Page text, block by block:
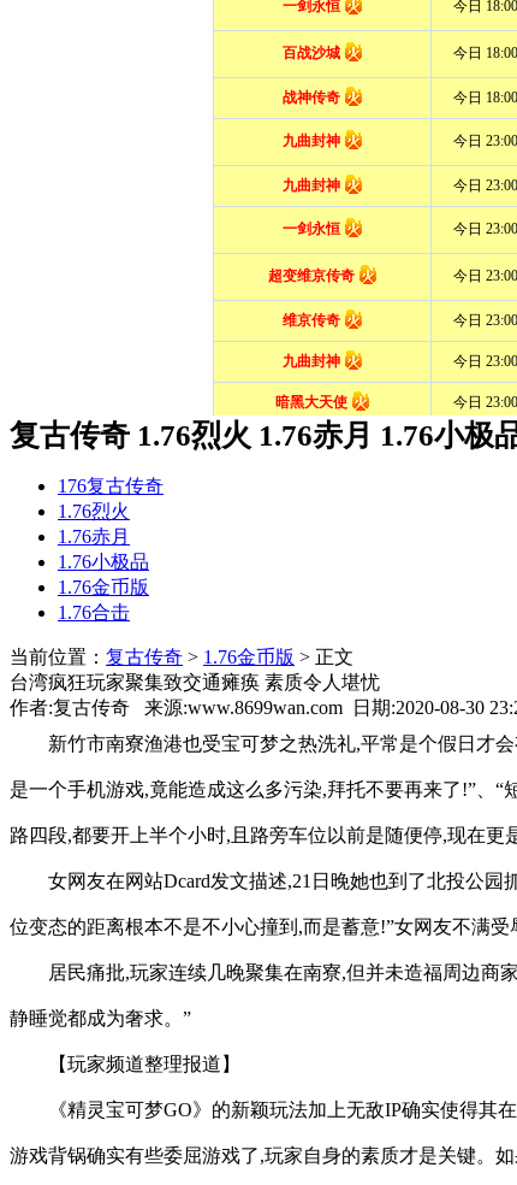
复古传奇 1.76烈火 1.76赤月 1.76小极
176复古传奇
1.76烈火
1.76赤月
1.76小极品
1.76金币版
1.76合击
当前位置： 复古传奇 > 1.76金币版 > 正文
台湾疯狂玩家聚集致交通瘫痪 素质令人堪忧
作者:复古传奇 来源:www.8699wan.com 日期:2020-08-30
新竹市南寮渔港也受宝可梦之热洗礼,平常是个假日才
是一个手机游戏,竟能造成这么多污染,拜托不要再来了!”、
路四段,都要开上半个小时,且路旁车位以前是随便停,现在更
女网友在网站Dcard发文描述,21日晚她也到了北投公
位变态的距离根本不是不小心撞到,而是蓄意!”女网友不满
居民痛批,玩家连续几晚聚集在南寮,但并未造福周边商
静睡觉都成为奢求。”
【玩家频道整理报道】
《精灵宝可梦GO》的新颖玩法加上无敌IP确实使得
游戏背锅确实有些委屈游戏了,玩家自身的素质才是关键。